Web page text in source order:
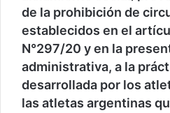
de la prohibición de
establecidos en el
N°297/20 y en la
administrativa, a la
desarrollada por los
las atletas argentinas